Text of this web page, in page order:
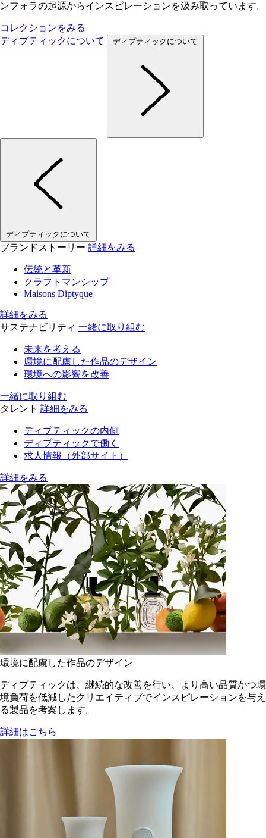
ンフォラの起源からインスピレーションを汲み取っています。
コレクションをみる
ディプティックについて
ディプティックについて
ディプティックについて
ブランドストーリー 詳細をみる
伝統と革新
クラフトマンシップ
Maisons Diptyque
詳細をみる
サステナビリティ 一緒に取り組む
未来を考える
環境に配慮した作品のデザイン
環境への影響を改善
一緒に取り組む
タレント 詳細をみる
ディプティックの内側
ディプティックで働く
求人情報（外部サイト）
詳細をみる
環境に配慮した作品のデザイン
ディプティックは、継続的な改善を行い、より高い品質かつ環
境負荷を低減した​クリエイティブでインスピレーションを与え
る製品を考案します。
詳細はこちら